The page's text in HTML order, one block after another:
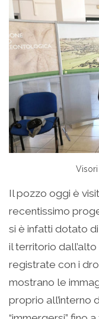
Il pozzo oggi è
recentissimo
si è infatti dotato di
il territorio
registrate con i
mostrano le
proprio all’interno